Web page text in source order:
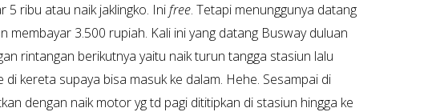
5 ribu atau naik jaklingko. Inifree. Tetapi menunggunya datang
3.500 rupiah. Kali ini yang datang Busway duluan
rintangan berikutnya yaitu naik turun tangga stasiun lalu
kereta supaya bisa masuk ke dalam. Hehe. Sesampai di
dengan naik motor yg td pagi dititipkan di stasiun hingga ke